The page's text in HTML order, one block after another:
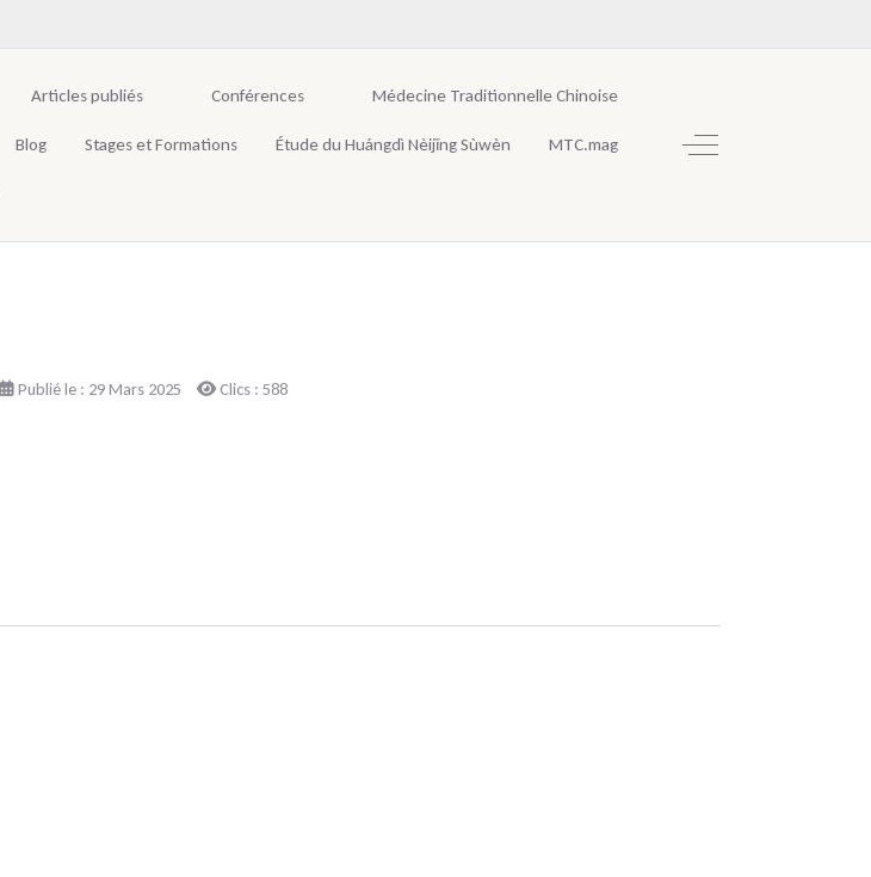
Articles publiés Conférences Médecine Traditionnelle Chinoise
Blog Stages et Formations Étude du Huángdì Nèijīng Sùwèn MTC.mag Off-Canvas Toggle
Publié le : 29 Mars 2025 Clics : 588